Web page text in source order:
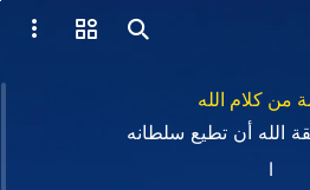
من كلام الله
الله أن تطيع سلطانه
I